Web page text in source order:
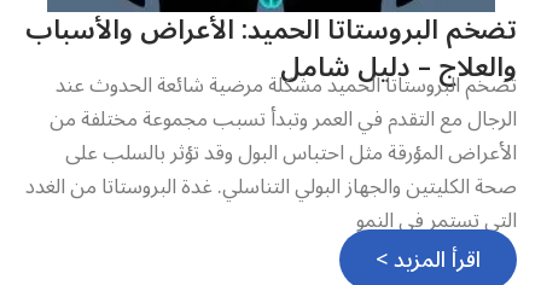
تضخم البروستاتا الحميد: الأعراض والأسباب
والعلاج – دليل شامل
تضخم البروستاتا الحميد مشكلة مرضية شائعة الحدوث عند
الرجال مع التقدم في العمر وتبدأ تسبب مجموعة مختلفة من
الأعراض المؤرقة مثل احتباس البول وقد تؤثر بالسلب على
صحة الكليتين والجهاز البولي التناسلي. غدة البروستاتا من الغدد
التي تستمر في النمو
اقرأ المزيد >